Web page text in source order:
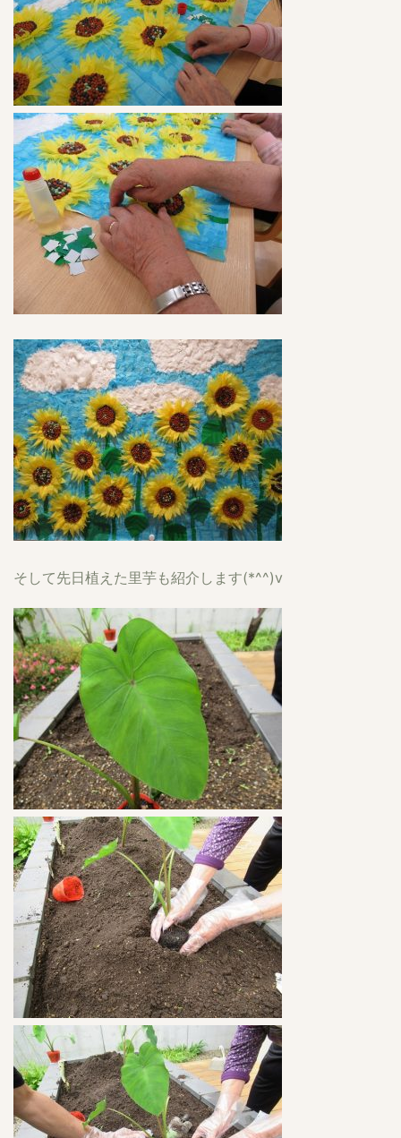
そして先日植えた里芋も紹介します(*^^)v